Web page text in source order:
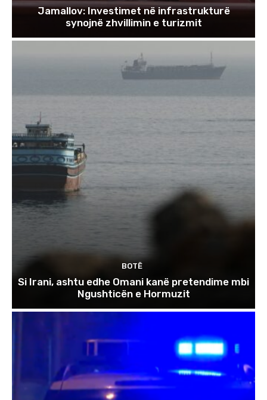
Jamallov: Investimet në infrastrukturë
synojnë zhvillimin e turizmit
BOTË
Si Irani, ashtu edhe Omani kanë pretendime mbi
Ngushticën e Hormuzit